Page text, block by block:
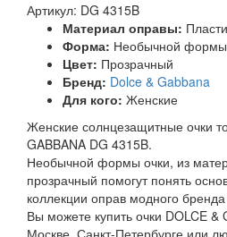
Артикул: DG 4315B
Материал оправы:
Форма: Необычной формы
Цвет: Прозрачный
Бренд: Dolce & Gabbana
Для кого: Женские
Женские солнцезащитные очки
GABBANA DG 4315B.
Необычной формы очки, из
прозрачный помогут понять
коллекции оправ модного бренда
Вы можете купить очки DOLCE &